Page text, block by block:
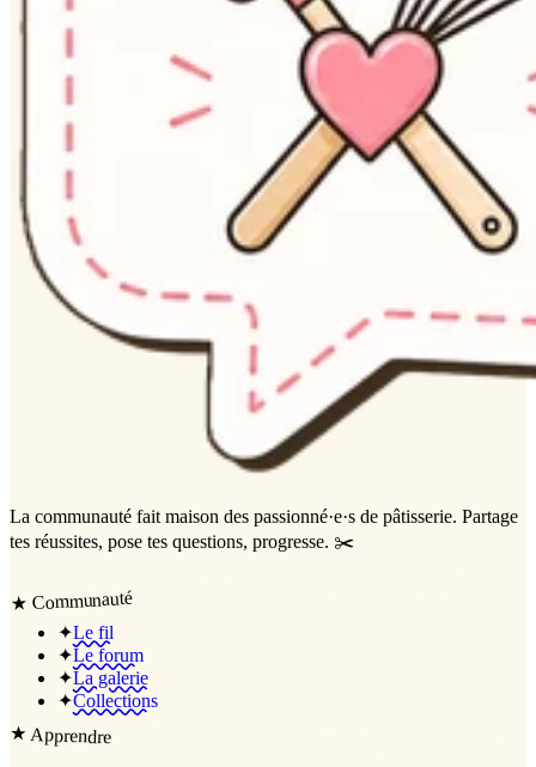
La communauté fait maison des passionné·e·s de pâtisserie. Partage
tes réussites, pose tes questions, progresse. ✂️
★ Communauté
✦Le fil
✦Le forum
✦La galerie
✦Collections
★Apprendre